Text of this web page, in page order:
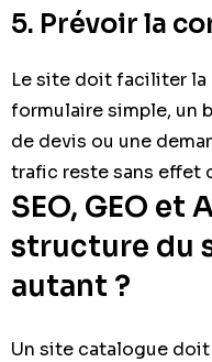
5. Prévoir la
Le site doit faciliter la
formulaire simple, un
de devis ou une
trafic reste sans effet
SEO, GEO et
structure du
autant ?
Un site catalogue